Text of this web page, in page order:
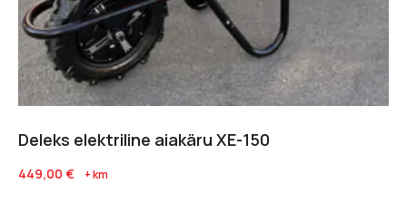
Deleks elektriline aiakäru XE-150
449,00 € + km